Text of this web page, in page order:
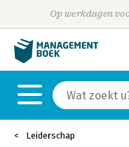
Op werkdagen
Leiderschap